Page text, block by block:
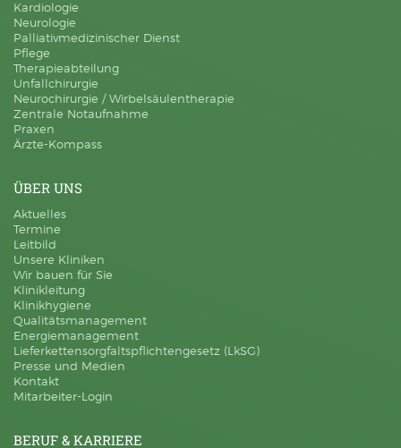
Kardiologie
Neurologie
Palliativmedizinischer Dienst
Pflege
Therapieabteilung
Unfallchirurgie
Neurochirurgie / Wirbelsäulentherapie
Zentrale Notaufnahme
Praxen
Ärzte-Kompass
ÜBER UNS
Aktuelles
Termine
Leitbild
Unsere Kliniken
Wir bauen für Sie
Klinikleitung
Klinikhygiene
Qualitätsmanagement
Energiemanagement
Lieferkettensorgfaltspflichtengesetz (LkSG)
Presse und Medien
Kontakt
Mitarbeiter-Login
BERUF & KARRIERE